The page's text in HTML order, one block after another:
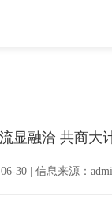
显融洽 共商大
30 | 信息来源：